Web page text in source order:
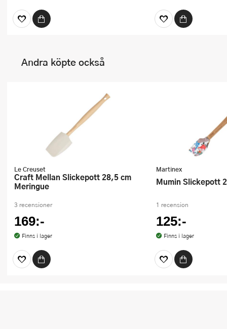
Andra köpte också
Le Creuset
Craft Mellan Slickepott 28,5 cm
Meringue
3 recensioner
169:-
Finns i lager
Martinex
Mumin
1 recension
125:-
Finns i lager